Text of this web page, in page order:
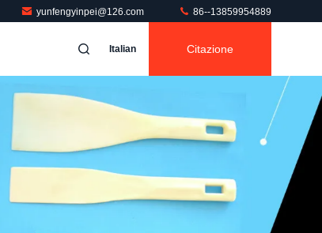
yunfengyinpei@126.com 86--13859954889
Italian Citazione